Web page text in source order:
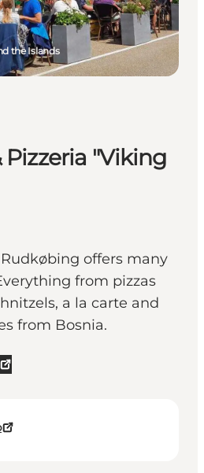
Pizzeria "Viking
offers many
from pizzas
a la carte and
from Bosnia.
the Islands